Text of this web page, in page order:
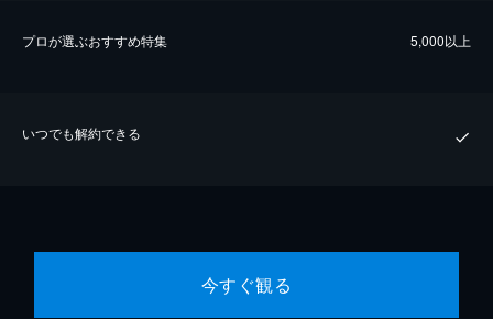
プロが選ぶおすすめ特集 5,000以上
いつでも解約できる
今すぐ観る